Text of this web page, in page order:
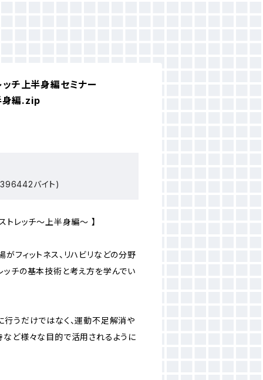
ッチ上半身編セミナー
身編.zip
バイト)
トレッチ〜上半身編〜 】
フィットネス、リハビリなどの分野
ッチの基本技術と考え方を学んでい
行うだけではなく、運動不足解消や
など様々な目的で活用されるように